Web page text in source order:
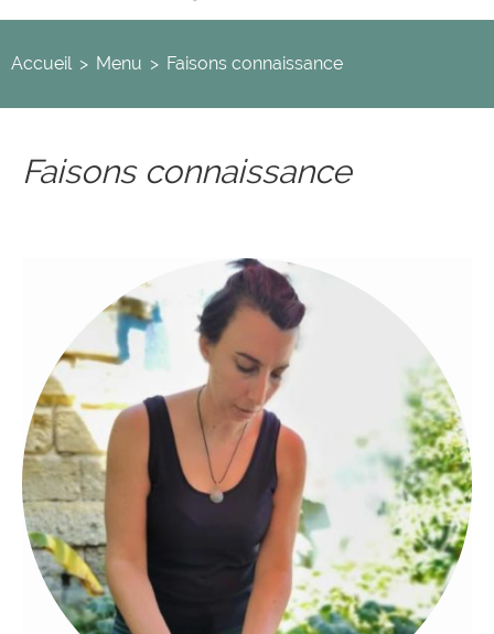
Accueil > Menu > Faisons connaissance
Faisons connaissance